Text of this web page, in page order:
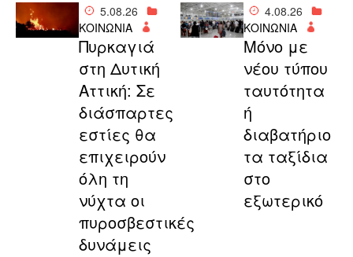
5.08.26
ΚΟΙΝΩΝΙΑ
Πυρκαγιά
στη Δυτική
Αττική: Σε
διάσπαρτες
εστίες θα
επιχειρούν
όλη τη
νύχτα οι
πυροσβεστικές
δυνάμεις
4.08.26
ΚΟΙΝΩΝΙΑ
Μόνο με
νέου τύπου
ταυτότητα
ή
διαβατήριο
τα ταξίδια
στο
εξωτερικό